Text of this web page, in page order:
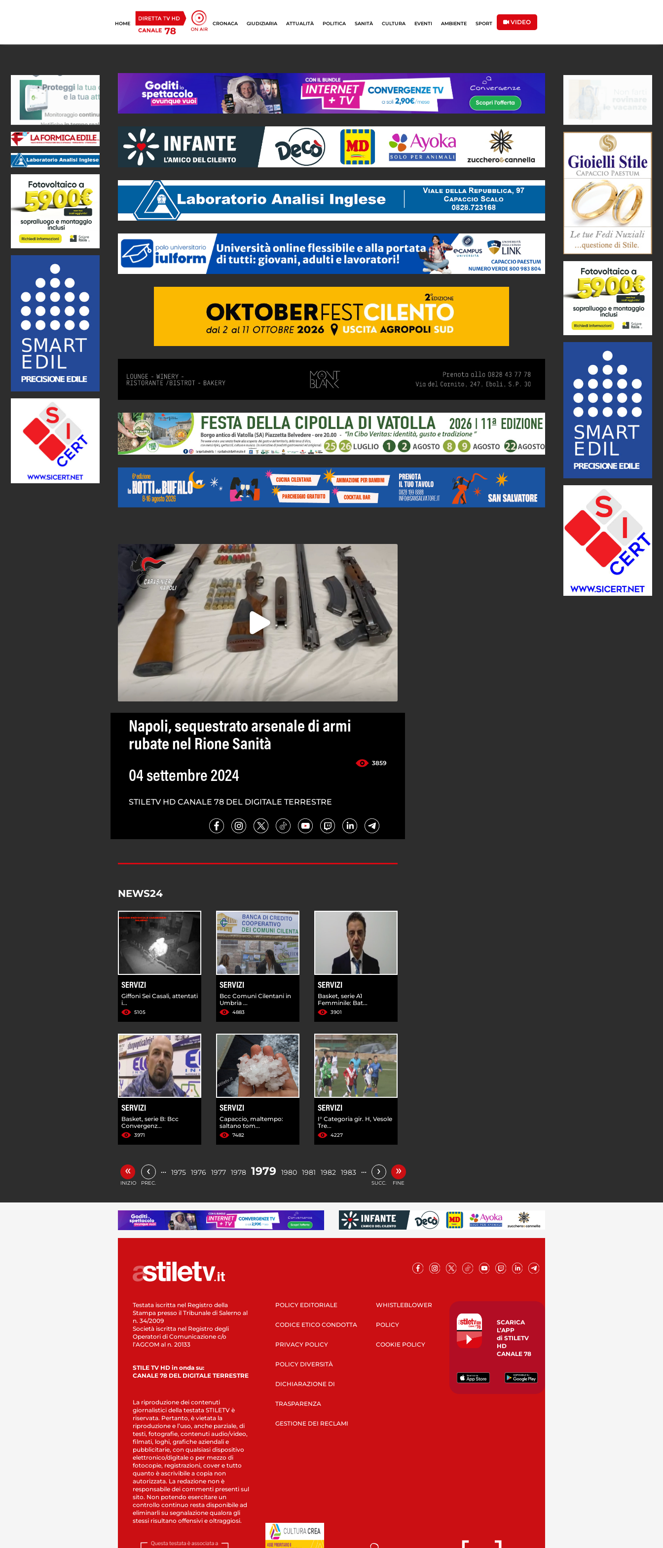
HOME CRONACA GIUDIZIARIA ATTUALITÀ POLITICA SANITÀ CULTURA EVENTI AMBIENTE SPORT VIDEO
Napoli, sequestrato arsenale di armi
rubate nel Rione Sanità
3859
04 settembre 2024
STILETV HD CANALE 78 DEL DIGITALE TERRESTRE
NEWS24
SERVIZI
Giffoni Sei Casali, attentati
i...
5105
SERVIZI
Bcc Comuni Cilentani in
Umbria ...
4883
SERVIZI
Basket, serie A1
Femminile: Bat...
3901
SERVIZI
Basket, serie B: Bcc
Convergenz...
3971
SERVIZI
Capaccio, maltempo:
saltano tom...
7482
SERVIZI
I° Categoria gir. H, Vesole
Tre...
4227
«
INIZIO
‹
PREC.
… 1975 1976 1977 1978 1979 1980 1981 1982 1983 … ›
SUCC.
»
FINE
Testata iscritta nel Registro della
Stampa presso il Tribunale di Salerno al
n. 34/2009
Società iscritta nel Registro degli
Operatori di Comunicazione c/o
l’AGCOM al n. 20133
STILE TV HD in onda su:
CANALE 78 DEL DIGITALE TERRESTRE
La riproduzione dei contenuti
giornalistici della testata STILETV è
riservata. Pertanto, è vietata la
riproduzione e l’uso, anche parziale, di
testi, fotografie, contenuti audio/video,
filmati, loghi, grafiche aziendali e
pubblicitarie, con qualsiasi dispositivo
elettronico/digitale o per mezzo di
fotocopie, registrazioni, cover e tutto
quanto è ascrivibile a copia non
autorizzata. La redazione non è
responsabile dei commenti presenti sul
sito. Non potendo esercitare un
controllo continuo resta disponibile ad
eliminarli su segnalazione qualora gli
stessi risultano offensivi e oltraggiosi.
POLICY EDITORIALE
CODICE ETICO CONDOTTA
PRIVACY POLICY
POLICY DIVERSITÀ
DICHIARAZIONE DI
TRASPARENZA
GESTIONE DEI RECLAMI
WHISTLEBLOWER
POLICY
COOKIE POLICY
SCARICA
L’APP
di STILETV
HD
CANALE 78